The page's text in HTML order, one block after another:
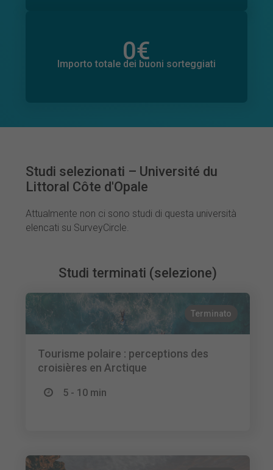
0€
Importo totale dei buoni sorteggiati
0€
Importo totale delle donazioni promesse
Studi selezionati – Université du
Littoral Côte d'Opale
Attualmente non ci sono studi di questa università
elencati su SurveyCircle.
Studi terminati (selezione)
Terminato
Tourisme polaire : perceptions des
croisières en Arctique
5 - 10 min